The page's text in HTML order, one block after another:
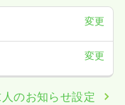
変更
変更
のお知らせ設定